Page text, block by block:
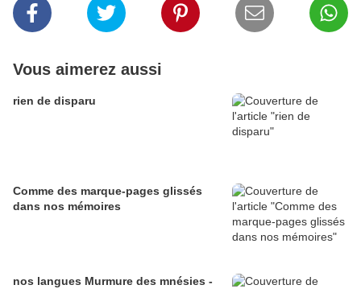
Vous aimerez aussi
rien de disparu
Comme des marque-pages glissés
dans nos mémoires
nos langues Murmure des mnésies -